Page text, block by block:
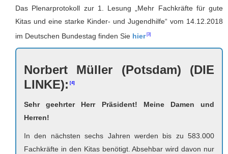
Das Plenarprotokoll zur 1. Lesung „Mehr Fachkräfte für gute
Kitas und eine starke Kinder- und Jugendhilfe“ vom 14.12.2018
im Deutschen Bundestag finden Sie hier
Norbert Müller (Potsdam) (DIE
LINKE):
Sehr geehrter Herr Präsident! Meine Damen und
Herren!
In den nächsten sechs Jahren werden bis zu 583.000
Fachkräfte in den Kitas benötigt. Absehbar wird davon nur